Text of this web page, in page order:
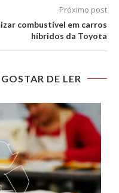
Próximo post
combustível em carros
híbridos da Toyota
DE LER